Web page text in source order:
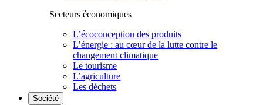
Secteurs économiques
L’écoconception des produits
L’énergie : au cœur de la lutte contre le
changement climatique
Le tourisme
L’agriculture
Les déchets
Société